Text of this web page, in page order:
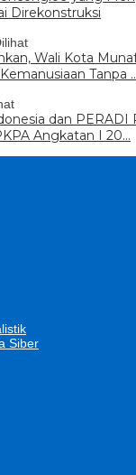
Direkonstruksi
Wali Kota
Tanpa
dan PERADI
Angkatan I 20…
Siber